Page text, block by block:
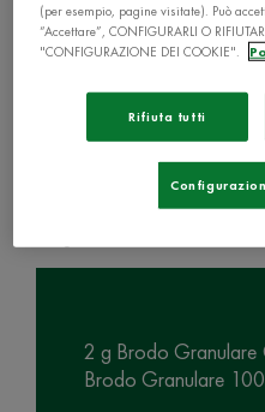
350 g di spaghetti
2 g Brodo
Brodo Granulare
(per esempio, pagine visitate). Può
“Accettare”, CONFIGURARLI O
"CONFIGURAZIONE DEI COOKIE".
Rifiuta tutti